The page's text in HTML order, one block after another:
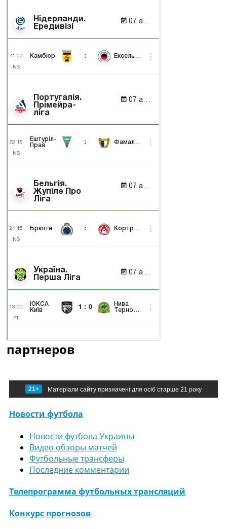
партнеров
21+ Матеріали сайту призначені для осіб старше 21 року
Новости футбола
Новости футбола Украины
Видео обзоры матчей
Футбольные трансферы
Последние комментарии
Телепрограмма футбольных трансляций
Конкурс прогнозов